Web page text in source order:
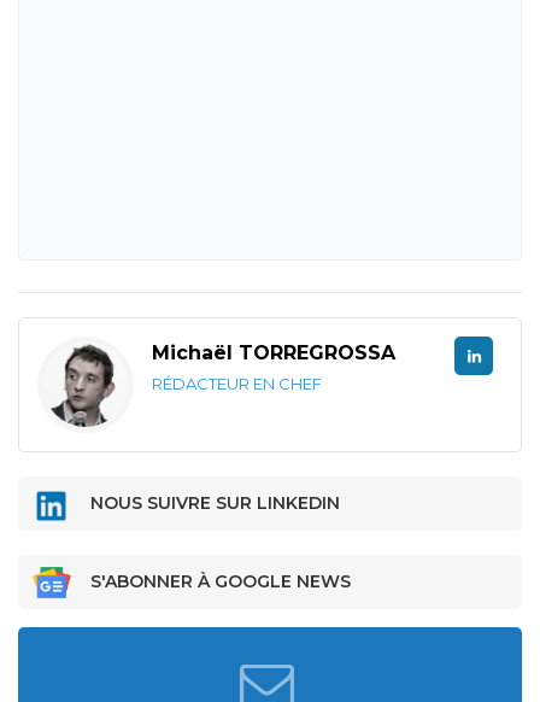
Michaël TORREGROSSA
RÉDACTEUR EN CHEF
NOUS SUIVRE SUR LINKEDIN
S'ABONNER À GOOGLE NEWS